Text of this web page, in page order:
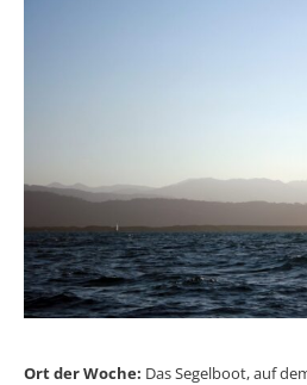
Ort der Woche: Das Segelboot, auf